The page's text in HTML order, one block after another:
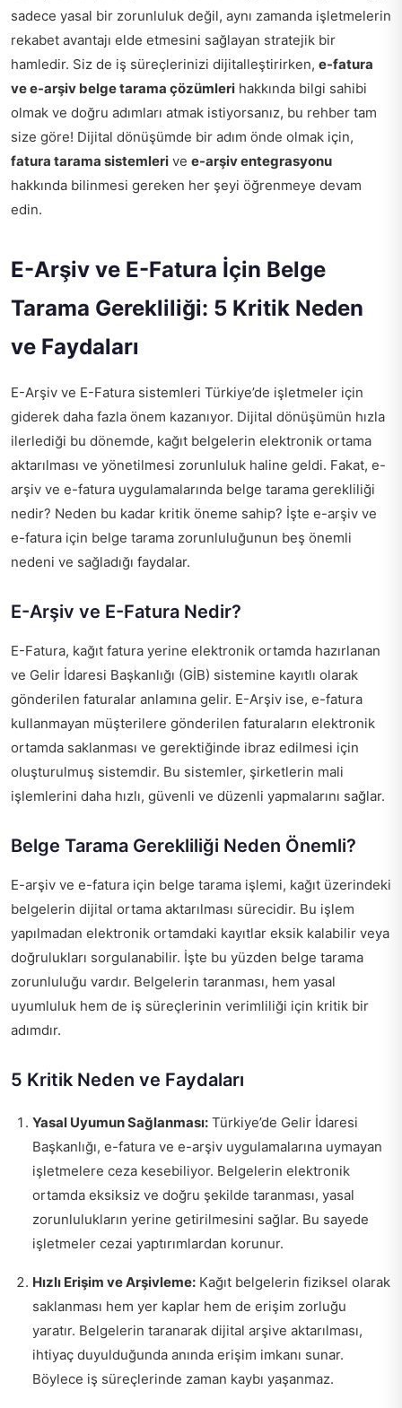
sadece yasal bir zorunluluk değil, aynı zamanda işletmelerin
rekabet avantajı elde etmesini sağlayan stratejik bir
hamledir. Siz de iş süreçlerinizi dijitalleştirirken, e-fatura
ve e-arşiv belge tarama çözümleri hakkında bilgi sahibi
olmak ve doğru adımları atmak istiyorsanız, bu rehber tam
size göre! Dijital dönüşümde bir adım önde olmak için,
fatura tarama sistemleri ve e-arşiv entegrasyonu
hakkında bilinmesi gereken her şeyi öğrenmeye devam
edin.
E-Arşiv ve E-Fatura İçin Belge
Tarama Gerekliliği: 5 Kritik Neden
ve Faydaları
E-Arşiv ve E-Fatura sistemleri Türkiye’de işletmeler için
giderek daha fazla önem kazanıyor. Dijital dönüşümün hızla
ilerlediği bu dönemde, kağıt belgelerin elektronik ortama
aktarılması ve yönetilmesi zorunluluk haline geldi. Fakat, e-
arşiv ve e-fatura uygulamalarında belge tarama gerekliliği
nedir? Neden bu kadar kritik öneme sahip? İşte e-arşiv ve
e-fatura için belge tarama zorunluluğunun beş önemli
nedeni ve sağladığı faydalar.
E-Arşiv ve E-Fatura Nedir?
E-Fatura, kağıt fatura yerine elektronik ortamda hazırlanan
ve Gelir İdaresi Başkanlığı (GİB) sistemine kayıtlı olarak
gönderilen faturalar anlamına gelir. E-Arşiv ise, e-fatura
kullanmayan müşterilere gönderilen faturaların elektronik
ortamda saklanması ve gerektiğinde ibraz edilmesi için
oluşturulmuş sistemdir. Bu sistemler, şirketlerin mali
işlemlerini daha hızlı, güvenli ve düzenli yapmalarını sağlar.
Belge Tarama Gerekliliği Neden Önemli?
E-arşiv ve e-fatura için belge tarama işlemi, kağıt üzerindeki
belgelerin dijital ortama aktarılması sürecidir. Bu işlem
yapılmadan elektronik ortamdaki kayıtlar eksik kalabilir veya
doğrulukları sorgulanabilir. İşte bu yüzden belge tarama
zorunluluğu vardır. Belgelerin taranması, hem yasal
uyumluluk hem de iş süreçlerinin verimliliği için kritik bir
adımdır.
5 Kritik Neden ve Faydaları
Yasal Uyumun Sağlanması: Türkiye’de Gelir İdaresi
Başkanlığı, e-fatura ve e-arşiv uygulamalarına uymayan
işletmelere ceza kesebiliyor. Belgelerin elektronik
ortamda eksiksiz ve doğru şekilde taranması, yasal
zorunlulukların yerine getirilmesini sağlar. Bu sayede
işletmeler cezai yaptırımlardan korunur.
Hızlı Erişim ve Arşivleme: Kağıt belgelerin fiziksel olarak
saklanması hem yer kaplar hem de erişim zorluğu
yaratır. Belgelerin taranarak dijital arşive aktarılması,
ihtiyaç duyulduğunda anında erişim imkanı sunar.
Böylece iş süreçlerinde zaman kaybı yaşanmaz.